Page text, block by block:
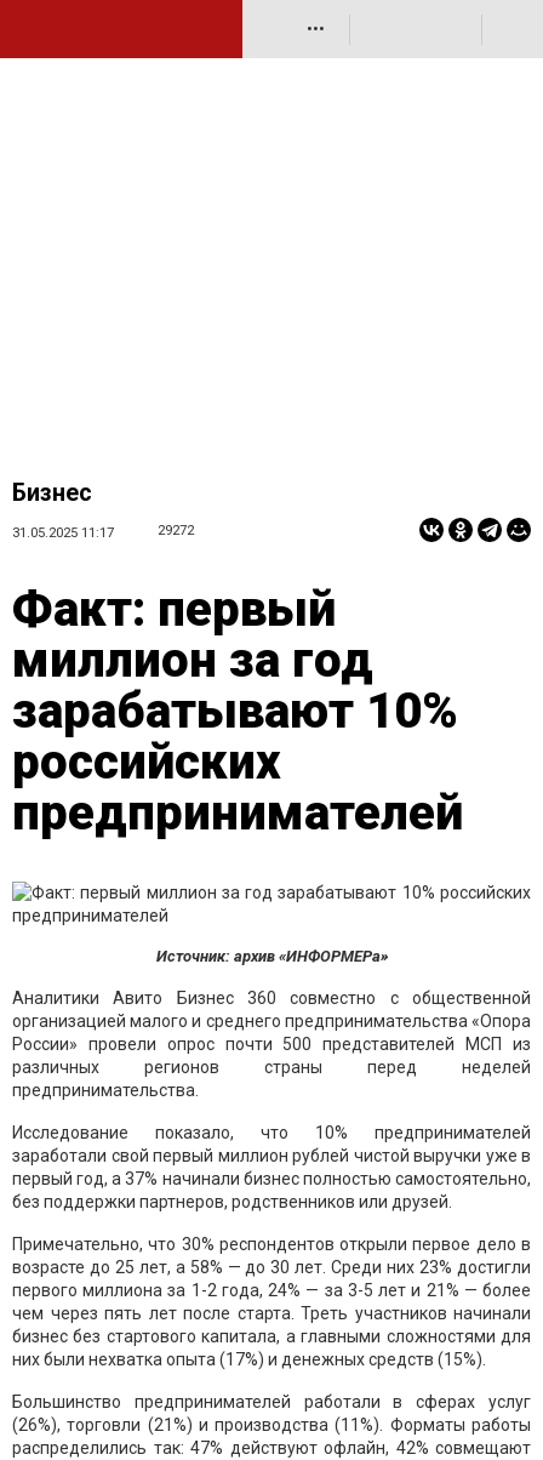
•••
Бизнес
31.05.2025 11:17 29272
Факт: первый
миллион за год
зарабатывают 10%
российских
предпринимателей
Источник: архив «ИНФОРМЕРа»
Аналитики Авито Бизнес 360 совместно с общественной
организацией малого и среднего предпринимательства «Опора
России» провели опрос почти 500 представителей МСП из
различных регионов страны перед неделей
предпринимательства.
Исследование показало, что 10% предпринимателей
заработали свой первый миллион рублей чистой выручки уже в
первый год, а 37% начинали бизнес полностью самостоятельно,
без поддержки партнеров, родственников или друзей.
Примечательно, что 30% респондентов открыли первое дело в
возрасте до 25 лет, а 58% — до 30 лет. Среди них 23% достигли
первого миллиона за 1-2 года, 24% — за 3-5 лет и 21% — более
чем через пять лет после старта. Треть участников начинали
бизнес без стартового капитала, а главными сложностями для
них были нехватка опыта (17%) и денежных средств (15%).
Большинство предпринимателей работали в сферах услуг
(26%), торговли (21%) и производства (11%). Форматы работы
распределились так: 47% действуют офлайн, 42% совмещают